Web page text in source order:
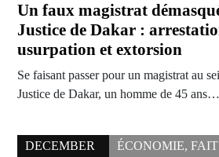
Un faux magistrat
Justice de Dakar :
usurpation et extorsion
Se faisant passer pour un magistrat au
Justice de Dakar, un homme de 45 ans…
DECEMBER
ÉCONOMIE, FAIT